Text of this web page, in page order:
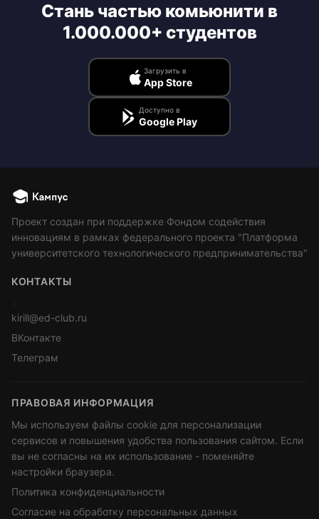
Стань частью комьюнити в
1.000.000+ студентов
Загрузить в
App Store
Доступно в
Google Play
Проект создан при поддержке Фондом содействия
инновациям в рамках федерального проекта "Платформа
университетского технологического предпринимательства"
КОНТАКТЫ
>
kirill@ed-club.ru
ВКонтакте
Телеграм
ПРАВОВАЯ ИНФОРМАЦИЯ
Мы используем файлы cookie для персонализации
сервисов и повышения удобства пользования сайтом. Если
вы не согласны на их использование - поменяйте
настройки браузера.
Политика конфиденциальности
Согласие на обработку персональных данных